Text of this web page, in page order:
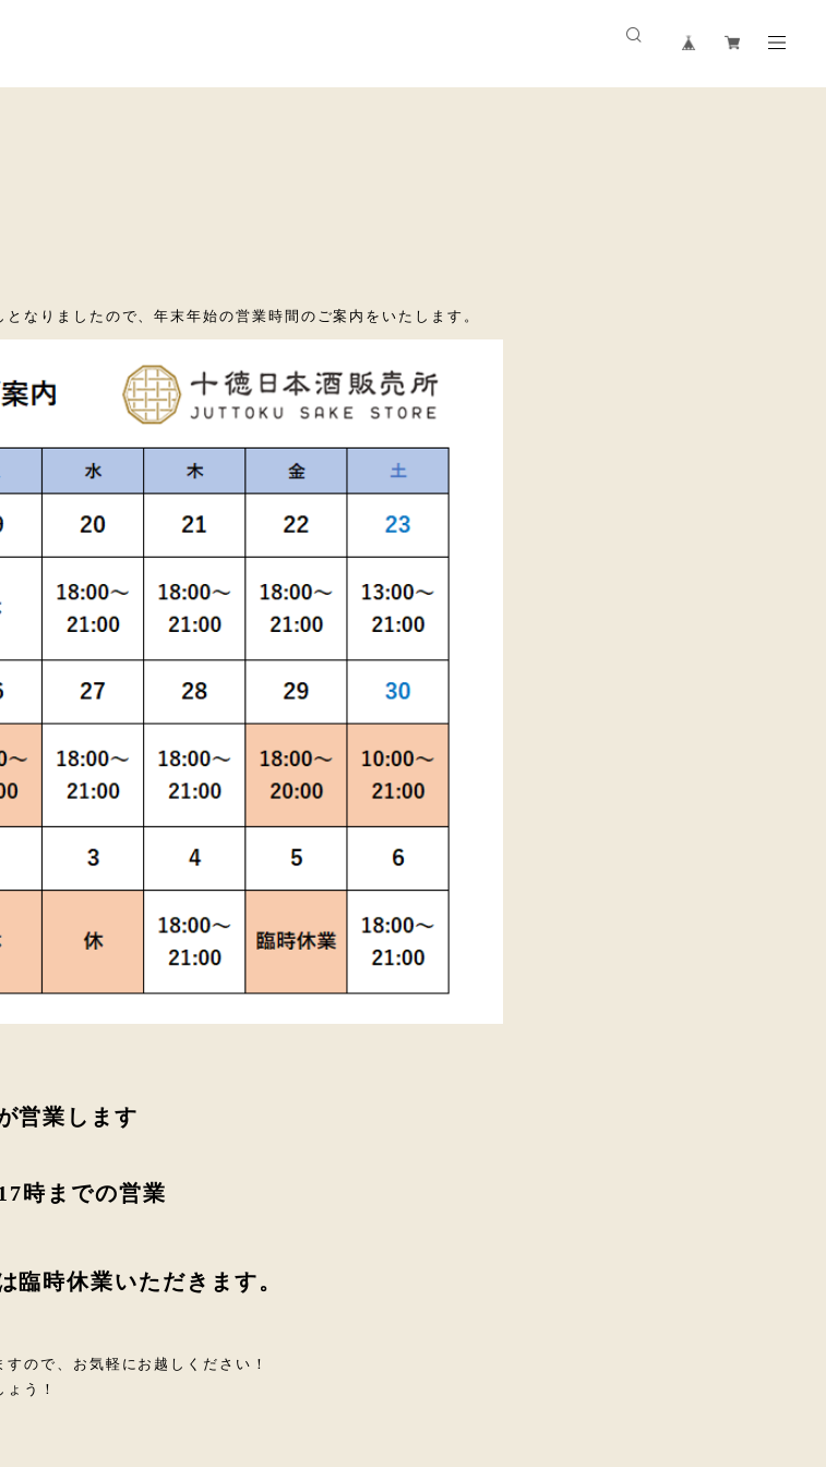
なりましたので、年末年始の営業時間のご案内をいたします。
営業します
時までの営業
臨時休業いただきます。
ので、お気軽にお越しください！
う！